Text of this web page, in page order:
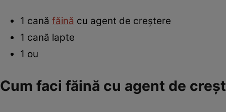
1 cană făină cu agent de creștere
1 cană lapte
1 ou
Cum faci făină cu agent de